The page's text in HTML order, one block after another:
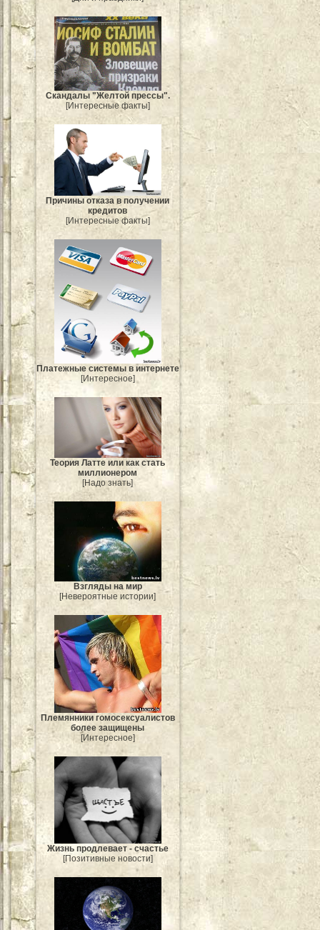
Скандалы "Желтой прессы".
[Интересные факты]
Причины отказа в получении
кредитов
[Интересные факты]
Платежные системы в интернете
[Интересное]
Теория Латте или как стать
миллионером
[Надо знать]
Взгляды на мир
[Невероятные истории]
Племянники гомосексуалистов
более защищены
[Интересное]
Жизнь продлевает - счастье
[Позитивные новости]